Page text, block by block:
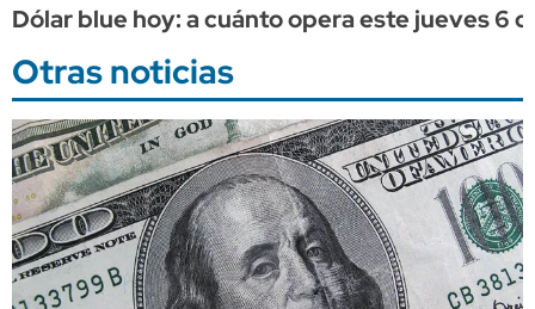
Dólar blue hoy: a cuánto opera este jueves 6
Otras noticias